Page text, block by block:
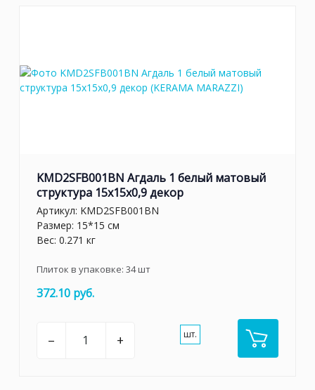
KMD2SFB001BN Агдаль 1 белый матовый
структура 15x15x0,9 декор
Артикул: KMD2SFB001BN
Размер: 15*15 см
Вес: 0.271 кг
Плиток в упаковке: 34шт
372.10 руб.
– + шт.